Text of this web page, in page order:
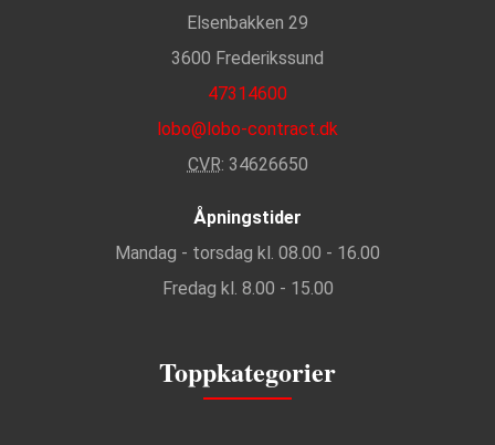
Elsenbakken 29
3600 Frederikssund
47314600
lobo@lobo-contract.dk
CVR: 34626650
Åpningstider
Mandag - torsdag kl. 08.00 - 16.00
Fredag kl. 8.00 - 15.00
Toppkategorier